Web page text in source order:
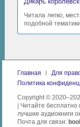
Читала легко,
подобной
Главная
Для
Политика
Copyright ©
| Читайте бесплатно
лучшие аудиокниги
Почта для связи: